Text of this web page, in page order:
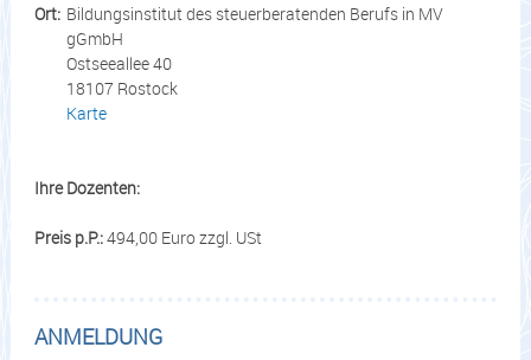
Ort: Bildungsinstitut des steuerberatenden Berufs in MV
gGmbH
Ostseeallee 40
18107 Rostock
Karte
Ihre Dozenten:
Preis p.P.:494,00 Euro zzgl. USt
ANMELDUNG